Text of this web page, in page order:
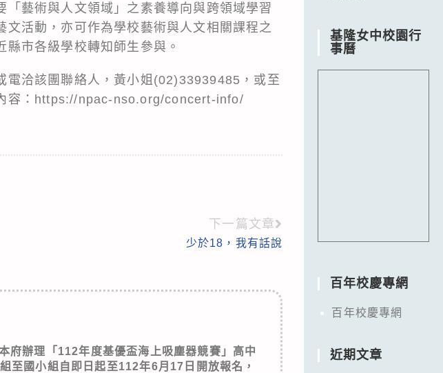
藝術與人文領域」之素養導向與跨領域學習
活動，亦可作為學校藝術與人文相關課程之
市各級學校轉知師生參與。
電洽該團聯絡人，黃小姐(02)33939485，或至
容： https://npac-nso.org/concert-info/
下一篇文章
少於18，我有話說
府辦理「112年度基優盃海上吸塵器競賽」高中
組至國小組自即日起至112年6月17日開放報名，
基隆女中校園行
事曆
百年校慶專網
百年校慶專網
近期文章